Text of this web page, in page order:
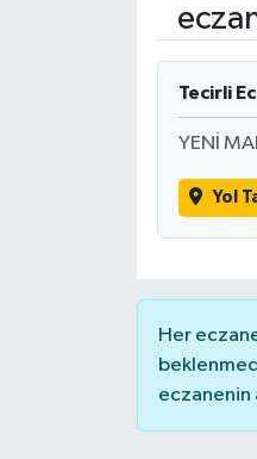
Tecirli
YENİ
Yol
Her
eczanenin